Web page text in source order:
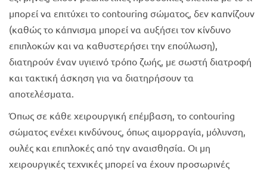
μπορεί να επιτύχει το contouring σώματος, δεν καπνίζουν
(καθώς το κάπνισμα μπορεί να αυξήσει τον κίνδυνο
επιπλοκών και να καθυστερήσει την επούλωση),
διατηρούν έναν υγιεινό τρόπο ζωής, με σωστή διατροφή
και τακτική άσκηση για να διατηρήσουν τα
αποτελέσματα.
Όπως σε κάθε χειρουργική επέμβαση, το contouring
σώματος ενέχει κινδύνους, όπως αιμορραγία, μόλυνση,
ουλές και επιπλοκές από την αναισθησία. Οι μη
χειρουργικές τεχνικές μπορεί να έχουν προσωρινές